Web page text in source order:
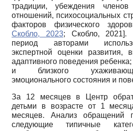
традиции, убеждения членов
отношений, психосоциальных
факторов физического
Скобло, 2023; Скобло, 2021].
период авторами
экспертной оценки развития,
адаптивного поведения
и близкого
эмоционального состояния и
За 12 месяцев в Центр
детьми в возрасте от 1
месяцев. Анализ обращений
следующие типичные